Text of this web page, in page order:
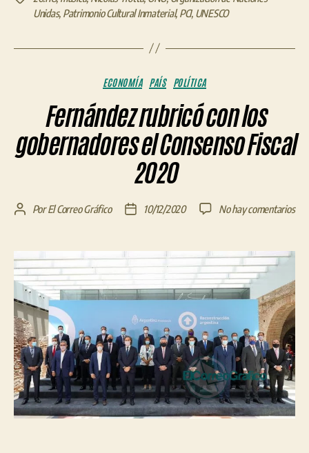
Unidas, Patrimonio Cultural Inmaterial,PCI, UNESCO
Categorías
ECONOMÍA PAÍS POLÍTICA
Fernández rubricó con los
gobernadores el Consenso Fiscal
2020
Autor
entrada
PorEl Correo Gráfico
Fecha
entrada
10/12/2020 No hay comentariosen
con
el